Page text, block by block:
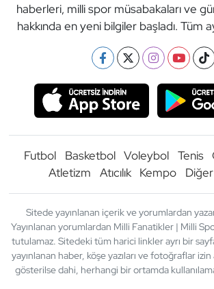
haberleri, milli spor müsabakaları ve
hakkında en yeni bilgiler başladı. Tüm
Futbol Basketbol Voleybol Tenis
Atletizm
Atıcılık Kempo
Sitede yayınlanan içerik ve yorumlardan
Yayınlanan yorumlardan Milli Fanatikler | Milli
tutulamaz. Sitedeki tüm harici linkler ayrı bir
yayınlanan haber, köşe yazıları ve fotoğraflar izin
gösterilse dahi, herhangi bir ortamda